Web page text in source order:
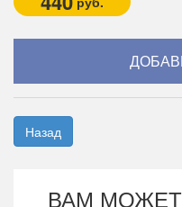
Назад
ВАМ МОЖЕТ